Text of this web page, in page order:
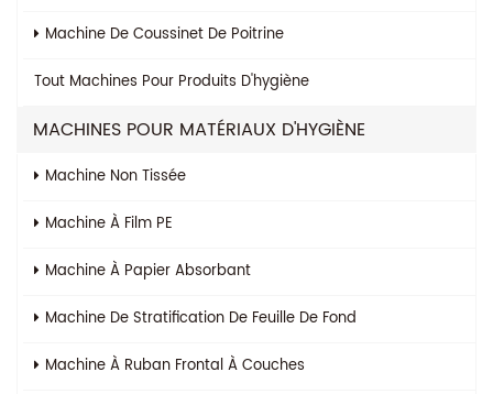
Machine De Coussinet De Poitrine
Tout Machines Pour Produits D'hygiène
MACHINES POUR MATÉRIAUX D'HYGIÈNE
Machine Non Tissée
Machine À Film PE
Machine À Papier Absorbant
Machine De Stratification De Feuille De Fond
Machine À Ruban Frontal À Couches